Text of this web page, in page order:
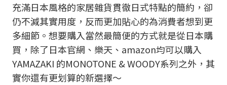
充滿日本風格的家居雜貨貫徹日式特點的簡約，卻
仍不減其實用度，反而更加貼心的為消費者想到更
多細節。想要購入當然最簡便的方式就是從日本購
買，除了日本官網、樂天、amazon均可以購入
YAMAZAKI 的MONOTONE & WOODY系列之外，其
實你還有更划算的新選擇～